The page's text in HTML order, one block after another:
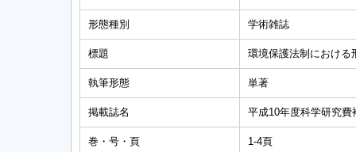
形態種別 学術雑誌
標題 環境保護法制における
執筆形態 単著
掲載誌名 平成10年度科学研究
巻・号・頁 1-4頁